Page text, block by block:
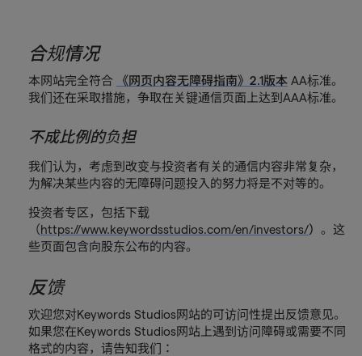
合规情况
本网站完全符合 《网页内容无障碍指南》2.1版本AA标准。
我们还在采取措施，争取在关键通信页面上达到AAA标准。
不成比例的负担
我们认为，考虑到改变与投资者有关的通信内容非常复杂，
为解决某些内容的无障碍问题投入的努力将是不对等的。
投资者专区，包括下载
（https://www.keywordsstudios.com/en/investors/） 。这
些页面包含向股东公布的内容。
反馈
欢迎您对Keywords Studios网站的可访问性提出反馈意见。
如果您在Keywords Studios网站上遇到访问障碍或需要不同
格式的内容，请告知我们：